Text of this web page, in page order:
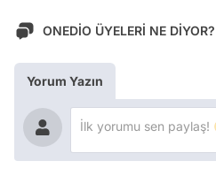
ONEDİO ÜYELERİ NE DİYOR?
Yorum Yazın